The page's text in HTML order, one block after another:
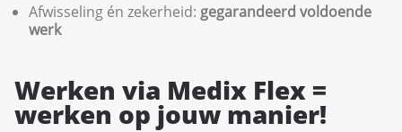
Afwisseling én zekerheid: gegarandeerd voldoende
werk
Werken via Medix Flex =
werken op jouw manier!